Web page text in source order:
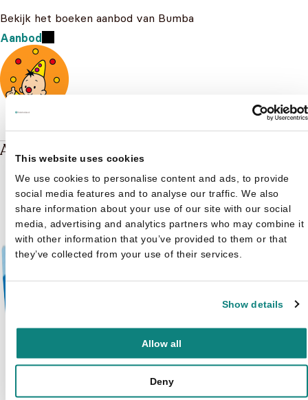
This website uses cookies
We use cookies to personalise content and ads, to provide
social media features and to analyse our traffic. We also
share information about your use of our site with our social
media, advertising and analytics partners who may combine it
with other information that you’ve provided to them or that
they’ve collected from your use of their services.
Show details
Allow all
Deny
Bekijk het boeken aanbod van Bumba
Aanbod
Andere boeken over Bumba